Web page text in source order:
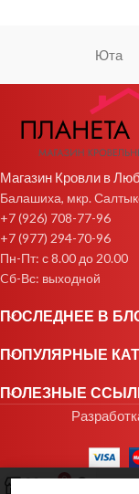
Юта
Магазин Кровли в
Балашиха, мкр.
+7 (926) 708-77-96
+7 (977) 294-70-96
Пн-Пт: с 8.00 до 20.00
Cб-Вс: выходной
ПОСЛЕДНЕЕ В
ПОПУЛЯРНЫЕ
ПОЛЕЗНЫЕ
0